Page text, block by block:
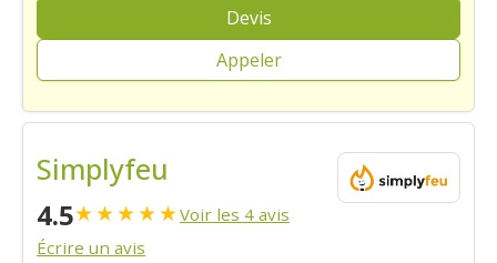
Devis
Appeler
Simplyfeu
4.5★★★★★Voir les 4 avis
Écrire un avis